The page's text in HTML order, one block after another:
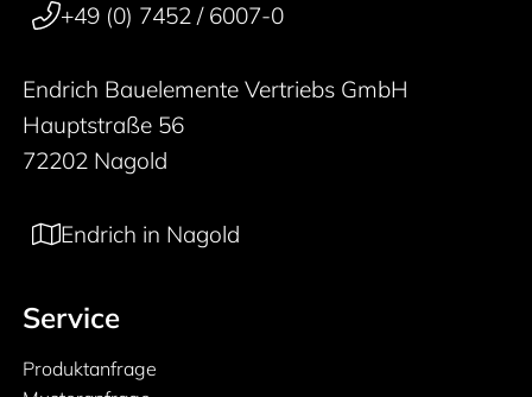
+49 (0) 7452 / 6007-0
Endrich Bauelemente Vertriebs GmbH
Hauptstraße 56
72202 Nagold
Endrich in Nagold
Service
Produktanfrage